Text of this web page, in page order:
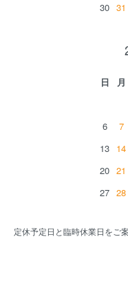
30 31
日 月
6
7
13 14
20 21
27 28
定休予定日と臨時休業日をご